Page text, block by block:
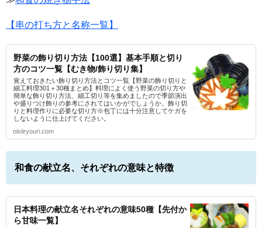
【串の打ち方と名称一覧】
野菜の飾り切り方法【100選】基本手順と切り
方のコツ一覧【むき物/飾り切り集】
覚えておきたい飾り切り方法とコツ一覧【野菜の飾り切りと
細工料理301＋30種まとめ】料理によく使う野菜の切り方や
簡単な飾り切り方法、細工切り等を集めましたので季節演出
や盛りつけ飾りの参考にされてはいかがでしょうか。飾り切
りと料理作りに必要な切り方※包丁には十分注意してケガを
しないように仕上げてください。
oisiiryouri.com
和食の献立名、それぞれの意味と特徴
日本料理の献立名それぞれの意味50種【先付か
ら甘味一覧】